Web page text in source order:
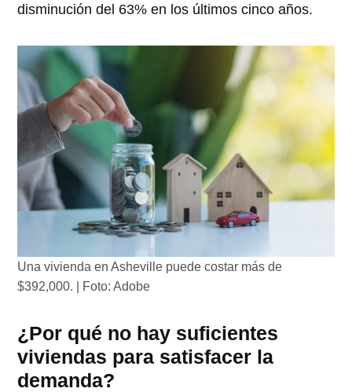
disminución del 63% en los últimos cinco años.
Una vivienda en Asheville puede costar más de
$392,000. | Foto: Adobe
¿Por qué no hay suficientes
viviendas para satisfacer la
demanda?